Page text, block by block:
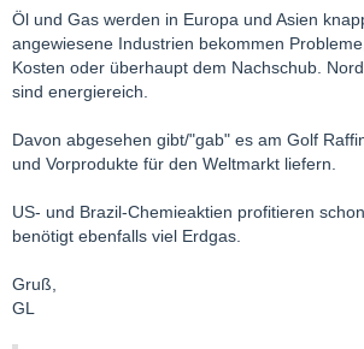
Öl und Gas werden in Europa und Asien
angewiesene Industrien bekommen
Kosten oder überhaupt dem Nachschub.
sind energiereich.
Davon abgesehen gibt/"gab" es am Golf
und Vorprodukte für den Weltmarkt liefern.
US- und Brazil-Chemieaktien profitieren
benötigt ebenfalls viel Erdgas.
Gruß,
GL